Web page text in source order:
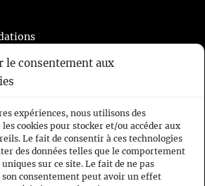
le consentement aux
expériences, nous utilisons des
cookies pour stocker et/ou accéder aux
Le fait de consentir à ces technologies
des données telles que le comportement
sur ce site. Le fait de ne pas
consentement peut avoir un effet